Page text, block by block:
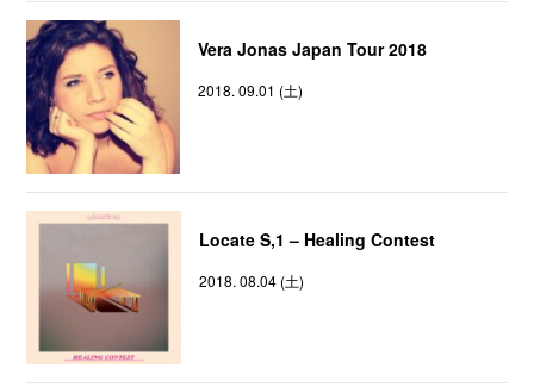
Vera Jonas Japan Tour 2018
2018. 09.01 (土)
Locate S,1 – Healing Contest
2018. 08.04 (土)